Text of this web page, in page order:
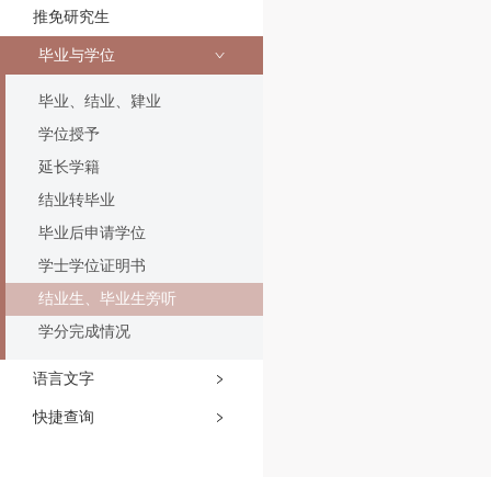
推免研究生
毕业与学位
毕业、结业、肄业
学位授予
延长学籍
结业转毕业
毕业后申请学位
学士学位证明书
结业生、毕业生旁听
学分完成情况
语言文字
快捷查询